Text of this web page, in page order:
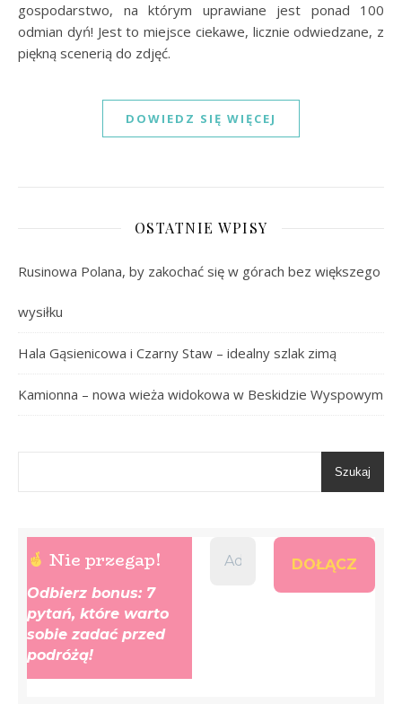
gospodarstwo, na którym uprawiane jest ponad 100
odmian dyń! Jest to miejsce ciekawe, licznie odwiedzane, z
piękną scenerią do zdjęć.
DOWIEDZ SIĘ WIĘCEJ
OSTATNIE WPISY
Rusinowa Polana, by zakochać się w górach bez większego
wysiłku
Hala Gąsienicowa i Czarny Staw – idealny szlak zimą
Kamionna – nowa wieża widokowa w Beskidzie Wyspowym
Szukaj
Nie przegap!
Odbierz bonus: 7
pytań, które warto
sobie zadać przed
podróżą!